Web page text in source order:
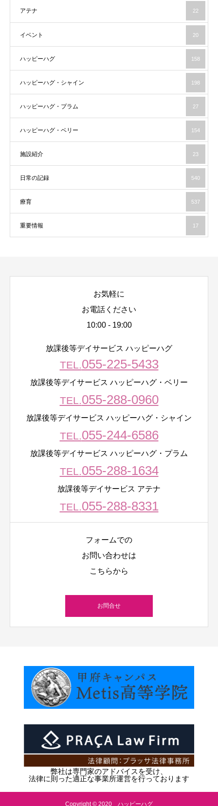
アテナ 22
イベント 20
ハッピーハグ 158
ハッピーハグ・シャイン 198
ハッピーハグ・プラム 27
ハッピーハグ・ベリー 154
施設紹介 23
日常の記録 540
療育 537
重要情報 17
お気軽に
お電話ください
10:00 - 19:00
放課後等デイサービス ハッピーハグ
TEL.055-225-5433
放課後等デイサービス ハッピーハグ・ベリー
TEL.055-288-0960
放課後等デイサービス ハッピーハグ・シャイン
TEL.055-244-6586
放課後等デイサービス ハッピーハグ・プラム
TEL.055-288-1634
放課後等デイサービス アテナ
TEL.055-288-8331
フォームでの
お問い合わせは
こちらから
お問合せ
弊社は専門家のアドバイスを受け、
法律に則った適正な事業所運営を行っております
Copyright © 2020 ハッピーハグ